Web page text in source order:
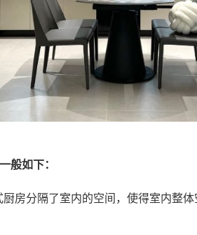
般如下：
房分隔了室内的空间，使得室内整体